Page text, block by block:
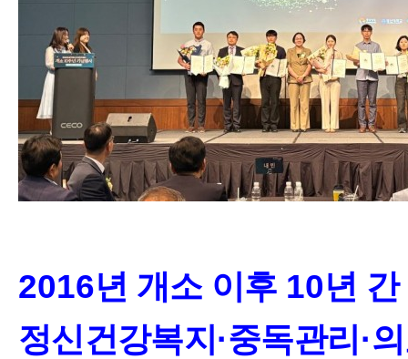
2016년 개소 이후 10년
정신건강복지 ·중독관리 ·